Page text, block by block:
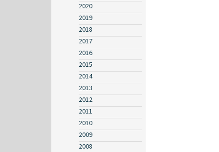
2020
2019
2018
2017
2016
2015
2014
2013
2012
2011
2010
2009
2008